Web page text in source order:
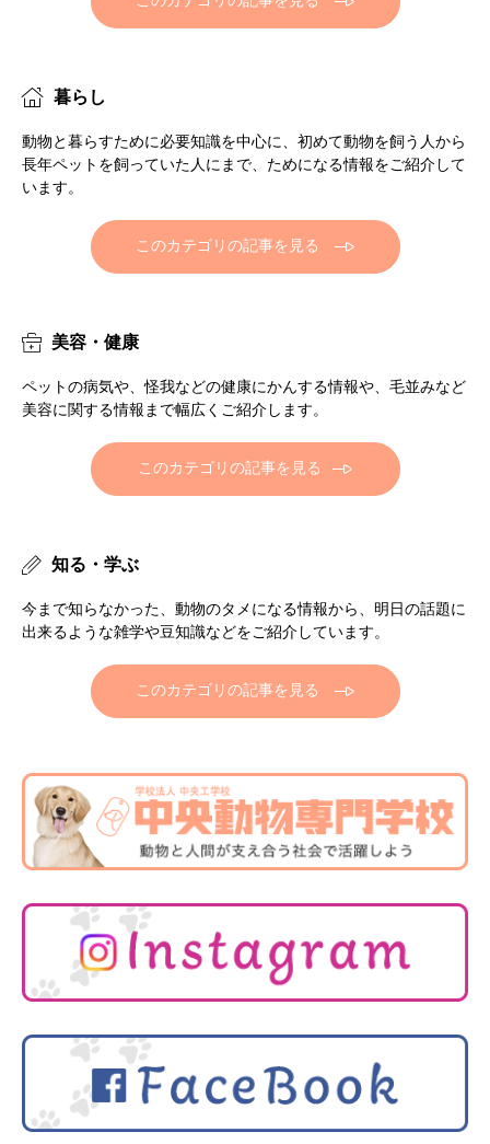
暮らし
動物と暮らすために必要知識を中心に、初めて動物を飼う人から
長年ペットを飼っていた人にまで、ためになる情報をご紹介して
います。
このカテゴリの記事を見る
美容・健康
ペットの病気や、怪我などの健康にかんする情報や、毛並みなど
美容に関する情報まで幅広くご紹介します。
このカテゴリの記事を見る
知る・学ぶ
今まで知らなかった、動物のタメになる情報から、明日の話題に
出来るような雑学や豆知識などをご紹介しています。
このカテゴリの記事を見る